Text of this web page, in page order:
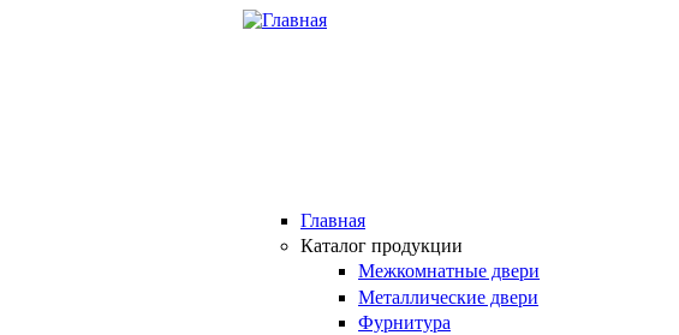
Перейти к основному содержанию
Главная
Каталог продукции
Межкомнатные двери
Металлические двери
Фурнитура